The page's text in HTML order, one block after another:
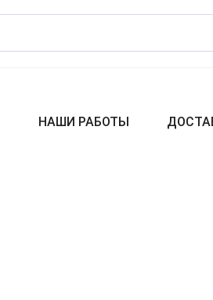
НАШИ РАБОТЫ